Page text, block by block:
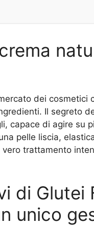
dei cosmetici
Il segreto
capace di agire su
pelle liscia,
trattamento
di Glutei
unico